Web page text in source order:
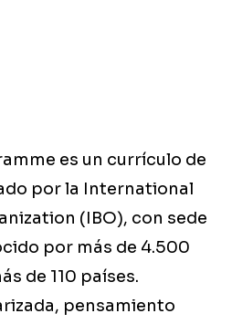
es un currículo de
por la International
(IBO), con sede
por más de 4.500
de 110 países.
pensamiento